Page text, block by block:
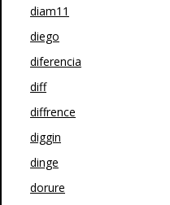
diam11
diego
diferencia
diff
diffrence
diggin
dinge
dorure